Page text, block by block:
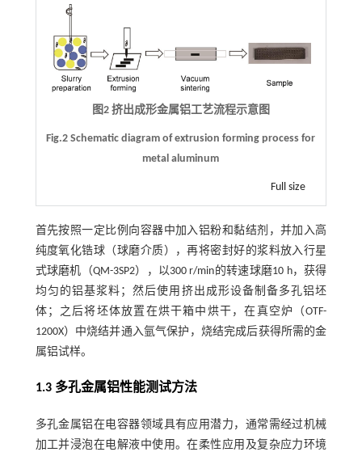
图2 挤出成形金属铝工艺流程示意图
Fig.2 Schematic diagram of extrusion forming process for
metal aluminum
Full size
首先按照一定比例向容器中加入铝粉和黏结剂，并加入高
纯度氧化锆球（球磨介质），再将密封好的浆料放入行星
式球磨机（QM-3SP2），以300 r/min的转速球磨10 h，获得
均匀的铝基浆料；然后使用挤出成形设备制备多孔铝坯
体；之后将坯体放置在烘干箱中烘干，在真空炉（OTF-
1200X）中烧结并通入氩气保护，烧结完成后获得所需的金
属铝试样。
1.3 多孔金属铝性能测试方法
多孔金属铝在电容器领域具有应用潜力，通常需经过机械
加工并浸泡在电解液中使用。在柔性应用及复杂应力环境